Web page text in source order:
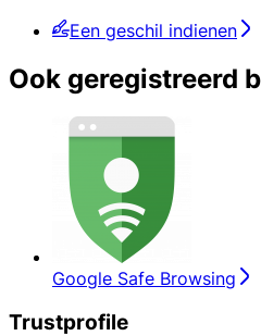
Een geschil indienen
Ook geregistreerd
Google Safe Browsing
Trustprofile